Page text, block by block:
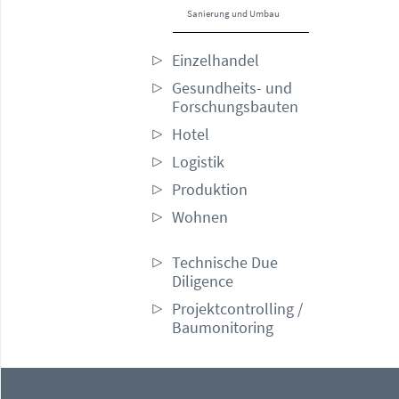
Sanierung und Umbau
Einzelhandel
Gesundheits- und
Forschungsbauten
Hotel
Logistik
Produktion
Wohnen
Technische Due
Diligence
Projektcontrolling /
Baumonitoring